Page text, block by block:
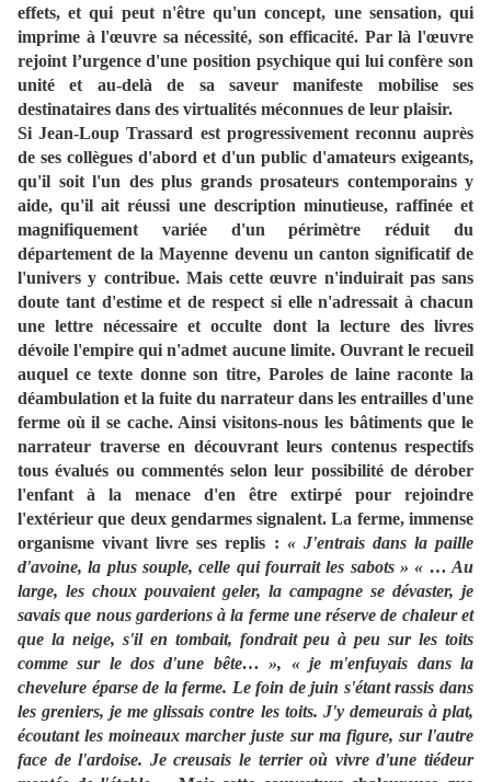
effets, et qui peut n'être qu'un concept, une sensation, qui
imprime à l'œuvre sa nécessité, son efficacité. Par là l'œuvre
rejoint l’urgence d'une position psychique qui lui confère son
unité et au-delà de sa saveur manifeste mobilise ses
destinataires dans des virtualités méconnues de leur plaisir.
Si Jean-Loup Trassard est progressivement reconnu auprès
de ses collègues d'abord et d'un public d'amateurs exigeants,
qu'il soit l'un des plus grands prosateurs contemporains y
aide, qu'il ait réussi une description minutieuse, raffinée et
magnifiquement variée d'un périmètre réduit du
département de la Mayenne devenu un canton significatif de
l'univers y contribue. Mais cette œuvre n'induirait pas sans
doute tant d'estime et de respect si elle n'adressait à chacun
une lettre nécessaire et occulte dont la lecture des livres
dévoile l'empire qui n'admet aucune limite. Ouvrant le recueil
auquel ce texte donne son titre, Paroles de laine raconte la
déambulation et la fuite du narrateur dans les entrailles d'une
ferme où il se cache. Ainsi visitons-nous les bâtiments que le
narrateur traverse en découvrant leurs contenus respectifs
tous évalués ou commentés selon leur possibilité de dérober
l'enfant à la menace d'en être extirpé pour rejoindre
l'extérieur que deux gendarmes signalent. La ferme, immense
organisme vivant livre ses replis : « J'entrais dans la paille
d'avoine, la plus souple, celle qui fourrait les sabots » « … Au
large, les choux pouvaient geler, la campagne se dévaster, je
savais que nous garderions à la ferme une réserve de chaleur et
que la neige, s'il en tombait, fondrait peu à peu sur les toits
comme sur le dos d'une bête… », « je m'enfuyais dans la
chevelure éparse de la ferme. Le foin de juin s'étant rassis dans
les greniers, je me glissais contre les toits. J'y demeurais à plat,
écoutant les moineaux marcher juste sur ma figure, sur l'autre
face de l'ardoise. Je creusais le terrier où vivre d'une tiédeur